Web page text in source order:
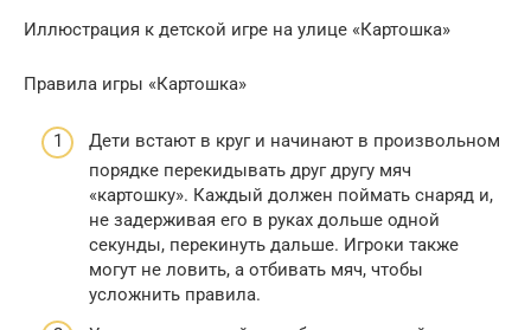
Иллюстрация к детской игре на улице «Картошка»
Правила игры «Картошка»
Дети встают в круг и начинают в произвольном
порядке перекидывать друг другу мяч
«картошку». Каждый должен поймать снаряд и,
не задерживая его в руках дольше одной
секунды, перекинуть дальше. Игроки также
могут не ловить, а отбивать мяч, чтобы
усложнить правила.